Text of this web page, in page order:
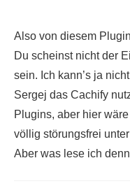
Also von diesem
Du scheinst nicht der
sein. Ich kann’s ja
Sergej das Cachify
Plugins, aber hier
völlig störungsfrei
Aber was lese ich